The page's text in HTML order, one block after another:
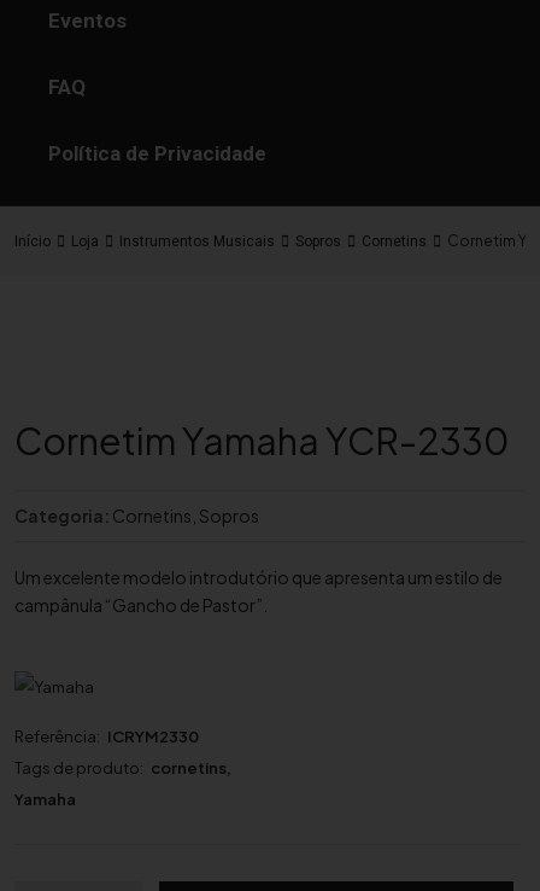
Eventos
FAQ
Política de Privacidade
Início Loja Instrumentos Musicais Sopros Cornetins Cornetim
Cornetim Yamaha YCR-2330
Categoria: Cornetins Sopros
Um excelente modelo introdutório que apresenta um estilo de
campânula “Gancho de Pastor”.
Referência: ICRYM2330
Tags de produto: cornetins,
Yamaha